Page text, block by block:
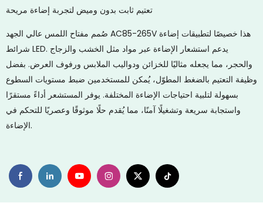
تعتيم ثابت بدون وميض لتجربة إضاءة مريحة
صُمم مفتاح اللمس عالي الجهد AC85-265V هذا خصيصًا لتطبيقات إضاءة
شرائط LED. يدعم استشعار الإضاءة عبر مواد مثل الخشب والزجاج
والحجر، مما يجعله مثاليًا للخزائن ودواليب الملابس ورفوف العرض. بفضل
وظيفة التعتيم بالضغط المطوّل، يُمكن للمستخدمين ضبط مستويات السطوع
بسهولة لتلبية احتياجات الإضاءة المختلفة. يوفر المستشعر أداءً مستقرًا
واستجابة سريعة وتشغيلًا آمنًا، مما يُقدم حلًا موثوقًا وعصريًا للتحكم في
الإضاءة.